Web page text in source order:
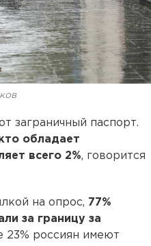
заграничный паспорт.
обладает
всего 2%, говорится
на опрос, 77%
за границу за
23% россиян имеют